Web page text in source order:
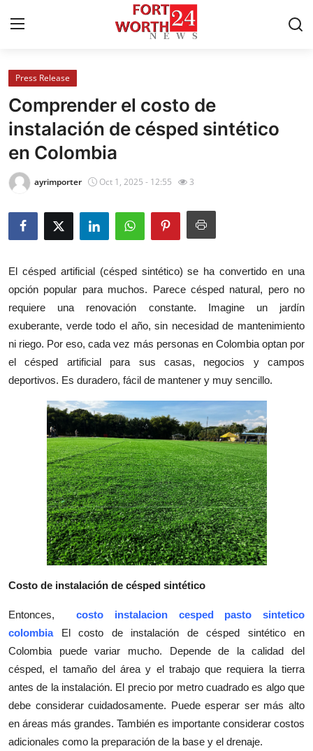
Home
Contact
Press Release
Privacy Policy
About
Submit Press Release
Health
Guest Posting
Advertise with US
Crypto
Business
Finance
Real Estate
Top 10
How To
Support Number
Press Release
Comprender el costo de
instalación de césped sintético
en Colombia
ayrimporter Oct 1, 2025 - 12:55 3
El césped artificial (césped sintético) se ha convertido en una
opción popular para muchos. Parece césped natural, pero no
requiere una renovación constante. Imagine un jardín
exuberante, verde todo el año, sin necesidad de mantenimiento
ni riego. Por eso, cada vez más personas en Colombia optan por
el césped artificial para sus casas, negocios y campos
deportivos. Es duradero, fácil de mantener y muy sencillo.
Costo de instalación de césped sintético
Entonces,costo instalacion cesped pasto sintetico
colombiaEl costo de instalación de césped sintético en
Colombia puede variar mucho. Depende de la calidad del
césped, el tamaño del área y el trabajo que requiera la tierra
antes de la instalación. El precio por metro cuadrado es algo que
debe considerar cuidadosamente. Puede esperar ser más alto
en áreas más grandes. También es importante considerar costos
adicionales como la preparación de la base y el drenaje.